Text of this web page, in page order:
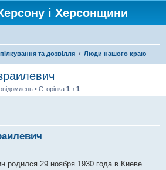
і Херсонщини
та дозвілля Люди нашого краю
• Сторінка 1 з 1
родился 29 ноября 1930 года в Киеве.